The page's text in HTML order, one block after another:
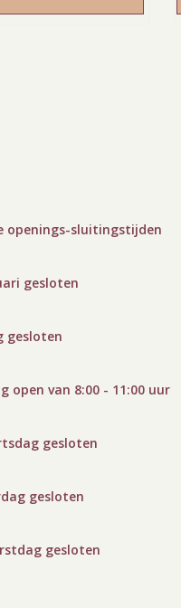
openings-sluitingstijden
gesloten
gesloten
open van 8:00 - 11:00 uur
gesloten
gesloten
gesloten